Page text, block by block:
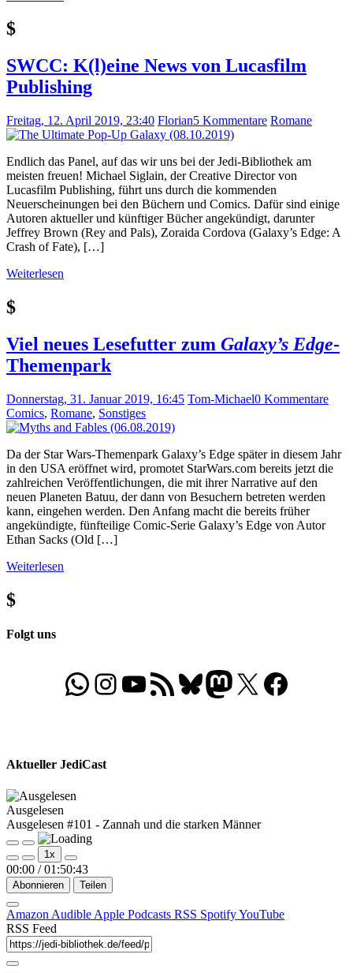
$
SWCC: K(l)eine News von Lucasfilm
Publishing
Freitag, 12. April 2019, 23:40 Florian5 Kommentare Romane
Endlich das Panel, auf das wir uns bei der Jedi-Bibliothek am
meisten freuen! Michael Siglain, der Creative Director von
Lucasfilm Publishing, führt uns durch die kommenden
Neuerscheinungen bei den Büchern und Comics. Dafür sind einige
Autoren aktueller und künftiger Bücher angekündigt, darunter
Jeffrey Brown (Rey and Pals), Zoraida Cordova (Galaxy’s Edge: A
Crash of Fate), […]
Weiterlesen
$
Viel neues Lesefutter zum Galaxy’s Edge-
Themenpark
Donnerstag, 31. Januar 2019, 16:45 Tom-Michael0 Kommentare
Comics, Romane, Sonstiges
Da der Star Wars-Themenpark Galaxy’s Edge später in diesem Jahr
in den USA eröffnet wird, promotet StarWars.com bereits jetzt die
zahlreichen Veröffentlichungen, die mit ihrer Narrative auf den
neuen Planeten Batuu, der dann von Besuchern betreten werden
kann, eingehen werden. Den Anfang macht die bereits früher
angekündigte, fünfteilige Comic-Serie Galaxy’s Edge von Autor
Ethan Sacks (Old […]
Weiterlesen
$
Folgt uns
WhatsApp
Folgt uns auf Instagram
Besucht unseren YouTube-Kanal
RSS-FeedBluesky
Folgt uns auf Mastodon
X Folgt uns auf
Aktueller JediCast
Ausgelesen
Ausgelesen #101 - Zannah und die starken Männer
Play
Episode
Pause
Episode
1x
00:00 / 01:50:43
Abonnieren Teilen
Amazon Audible Apple Podcasts RSS SpotifyYouTube
RSS Feed